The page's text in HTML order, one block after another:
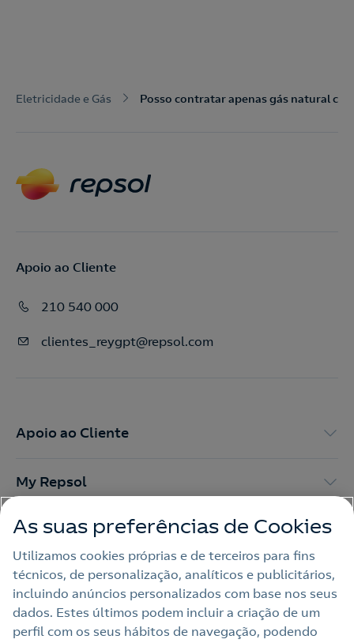
Nós ligamos!
Eletricidade e Gás Posso contratar apenas gás natural
Apoio ao Cliente
210 540 000
clientes_reygpt@repsol.com
Apoio ao Cliente
My Repsol
Outras Energias
Links Úteis
As suas preferências de Cookies
Utilizamos cookies próprias e de terceiros para fins
técnicos, de personalização, analíticos e publicitários,
incluindo anúncios personalizados com base nos seus
dados. Estes últimos podem incluir a criação de um
perfil com os seus hábitos de navegação, podendo